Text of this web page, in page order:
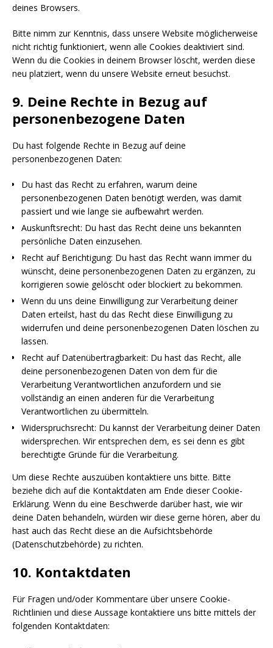
deines Browsers.
Bitte nimm zur Kenntnis, dass unsere Website möglicherweise
nicht richtig funktioniert, wenn alle Cookies deaktiviert sind.
Wenn du die Cookies in deinem Browser löscht, werden diese
neu platziert, wenn du unsere Website erneut besuchst.
9. Deine Rechte in Bezug auf
personenbezogene Daten
Du hast folgende Rechte in Bezug auf deine
personenbezogenen Daten:
Du hast das Recht zu erfahren, warum deine
personenbezogenen Daten benötigt werden, was damit
passiert und wie lange sie aufbewahrt werden.
Auskunftsrecht: Du hast das Recht deine uns bekannten
persönliche Daten einzusehen.
Recht auf Berichtigung: Du hast das Recht wann immer du
wünscht, deine personenbezogenen Daten zu ergänzen, zu
korrigieren sowie gelöscht oder blockiert zu bekommen.
Wenn du uns deine Einwilligung zur Verarbeitung deiner
Daten erteilst, hast du das Recht diese Einwilligung zu
widerrufen und deine personenbezogenen Daten löschen zu
lassen.
Recht auf Datenübertragbarkeit: Du hast das Recht, alle
deine personenbezogenen Daten von dem für die
Verarbeitung Verantwortlichen anzufordern und sie
vollständig an einen anderen für die Verarbeitung
Verantwortlichen zu übermitteln.
Widerspruchsrecht: Du kannst der Verarbeitung deiner Daten
widersprechen. Wir entsprechen dem, es sei denn es gibt
berechtigte Gründe für die Verarbeitung.
Um diese Rechte auszuüben kontaktiere uns bitte. Bitte
beziehe dich auf die Kontaktdaten am Ende dieser Cookie-
Erklärung. Wenn du eine Beschwerde darüber hast, wie wir
deine Daten behandeln, würden wir diese gerne hören, aber du
hast auch das Recht diese an die Aufsichtsbehörde
(Datenschutzbehörde) zu richten.
10. Kontaktdaten
Für Fragen und/oder Kommentare über unsere Cookie-
Richtlinien und diese Aussage kontaktiere uns bitte mittels der
folgenden Kontaktdaten: